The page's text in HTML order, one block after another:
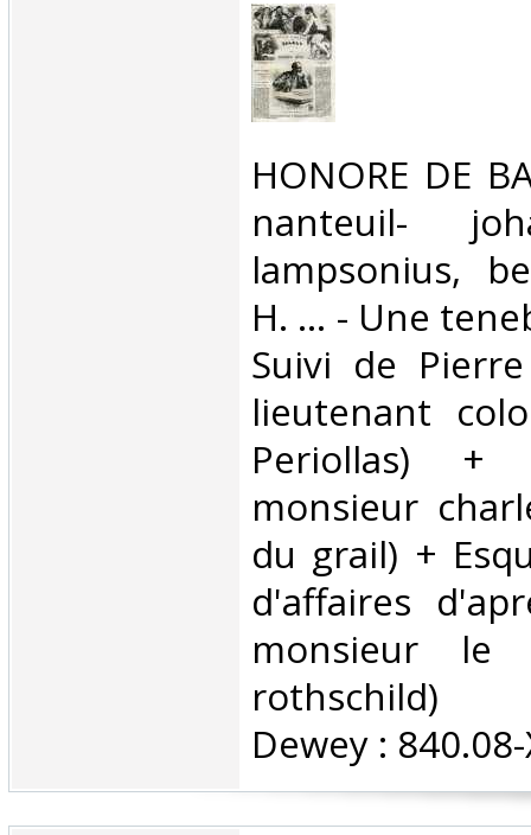
‎HONORE DE
nanteuil-
lampsonius,
H. ... - Une
Suivi de
lieutenant
Periollas) +
monsieur
du grail) +
d'affaires
monsieur le
rothschild)
Dewey :